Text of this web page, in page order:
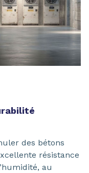
des bétons
résistance
au